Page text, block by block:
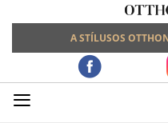
A STÍLUSOS
≡